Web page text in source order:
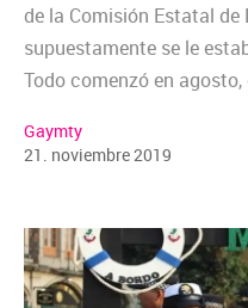
de la Comisión Estatal de
supuestamente se le
Todo comenzó en
Gaymty
21 noviembre2019